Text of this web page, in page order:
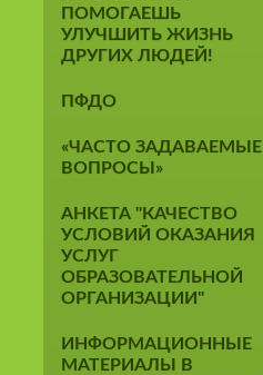
ПОМОГАЕШЬ
УЛУЧШИТЬ ЖИЗНЬ
ДРУГИХ ЛЮДЕЙ!
ПФДО
«ЧАСТО ЗАДАВАЕМЫЕ
ВОПРОСЫ»
АНКЕТА "КАЧЕСТВО
УСЛОВИЙ ОКАЗАНИЯ
УСЛУГ
ОБРАЗОВАТЕЛЬНОЙ
ОРГАНИЗАЦИИ"
ИНФОРМАЦИОННЫЕ
МАТЕРИАЛЫ В